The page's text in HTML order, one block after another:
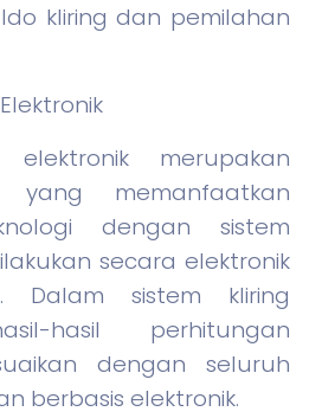
kliring dan pemilahan
elektronik merupakan
yang memanfaatkan
dengan sistem
secara elektronik
Dalam sistem kliring
hasil perhitungan
dengan seluruh
berbasis elektronik.